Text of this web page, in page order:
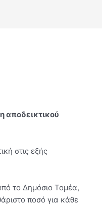
αποδεικτικού
στις εξής
το Δημόσιο Τομέα,
ποσό για κάθε